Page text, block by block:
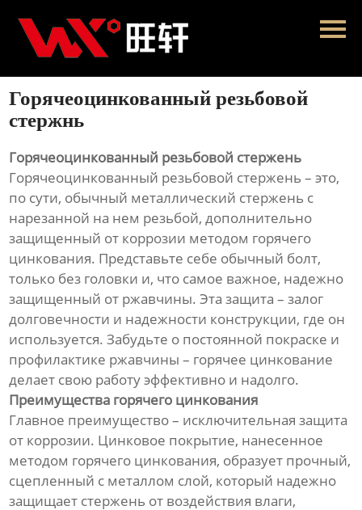
Главная
Продукция
Новости
Контакты
Горячеоцинкованный резьбовой
стержнь
Горячеоцинкованный резьбовой стержень
Горячеоцинкованный резьбовой стержень – это,
по сути, обычный металлический стержень с
нарезанной на нем резьбой, дополнительно
защищенный от коррозии методом горячего
цинкования. Представьте себе обычный болт,
только без головки и, что самое важное, надежно
защищенный от ржавчины. Эта защита – залог
долговечности и надежности конструкции, где он
используется. Забудьте о постоянной покраске и
профилактике ржавчины – горячее цинкование
делает свою работу эффективно и надолго.
Преимущества горячего цинкования
Главное преимущество – исключительная защита
от коррозии. Цинковое покрытие, нанесенное
методом горячего цинкования, образует прочный,
сцепленный с металлом слой, который надежно
защищает стержень от воздействия влаги,